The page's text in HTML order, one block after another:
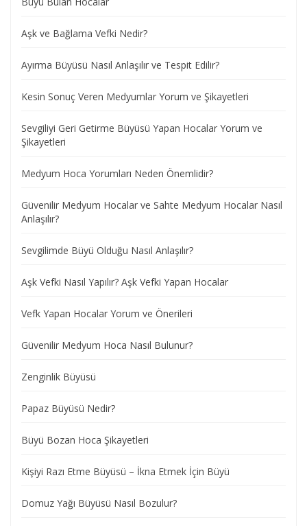
Aşk ve Bağlama Vefki Nedir?
Ayırma Büyüsü Nasıl Anlaşılır ve Tespit Edilir?
Kesin Sonuç Veren Medyumlar Yorum ve Şikayetleri
Sevgiliyi Geri Getirme Büyüsü Yapan Hocalar Yorum ve
Şikayetleri
Medyum Hoca Yorumları Neden Önemlidir?
Güvenilir Medyum Hocalar ve Sahte Medyum Hocalar Nasıl
Anlaşılır?
Sevgilimde Büyü Olduğu Nasıl Anlaşılır?
Aşk Vefki Nasıl Yapılır? Aşk Vefki Yapan Hocalar
Vefk Yapan Hocalar Yorum ve Önerileri
Güvenilir Medyum Hoca Nasıl Bulunur?
Zenginlik Büyüsü
Papaz Büyüsü Nedir?
Büyü Bozan Hoca Şikayetleri
Kişiyi Razı Etme Büyüsü – İkna Etmek İçin Büyü
Domuz Yağı Büyüsü Nasıl Bozulur?